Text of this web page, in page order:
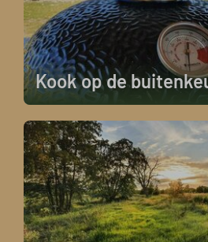
Kook op de